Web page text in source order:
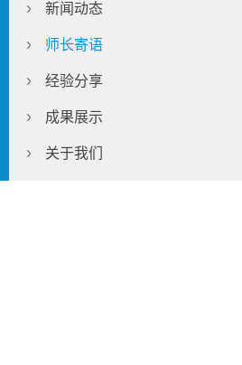
新闻动态
师长寄语
经验分享
成果展示
关于我们